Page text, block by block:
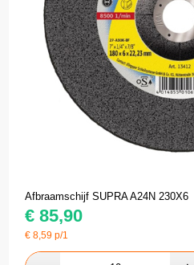
Afbraamschijf SUPRA A24N 230X6
€ 85,90
€8,59 p/1